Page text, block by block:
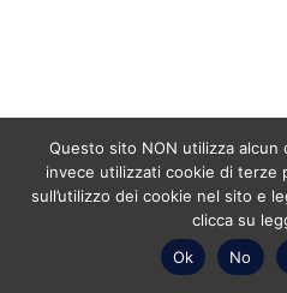
Questo sito NON utilizza
invece utilizzati cookie di terze
sull’utilizzo dei cookie nel sito e
clicca su
Ok
No